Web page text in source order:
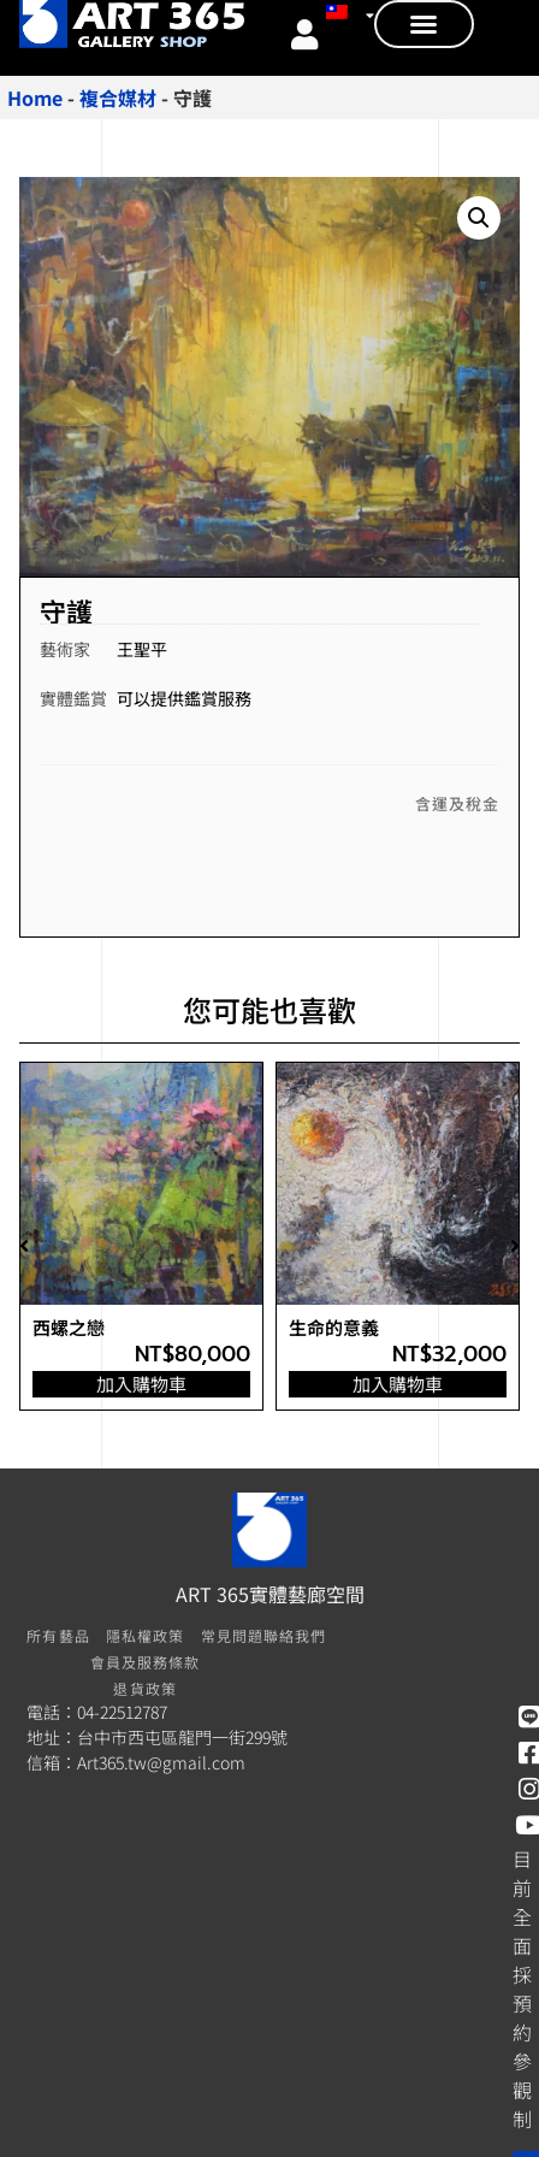
Home-複合媒材-守護
守護
藝術家 王聖平
實體鑑賞 可以提供鑑賞服務
含運及稅金
您可能也喜歡
西螺之戀
NT$80,000
加入購物車
生命的意義
NT$32,000
加入購物車
ART 365實體藝廊空間
所有藝品
隱私權政策
會員及服務條款
退貨政策
常見問題聯絡我們
電話：04-22512787
地址：台中市西屯區龍門一街299號
信箱：Art365.tw@gmail.com
目
前
全
面
採
預
約
參
觀
制